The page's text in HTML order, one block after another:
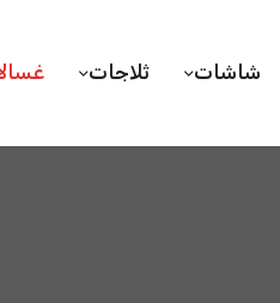
شاشات ثلاجات